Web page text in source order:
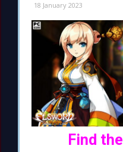
18 January 2023
Find